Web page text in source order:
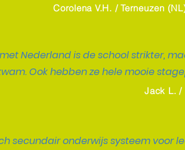
Corolena V.H. / Terneuzen
Nederland is de school strikter,
Ook hebben ze hele mooie
Jack L. /
secundair onderwijs systeem voor